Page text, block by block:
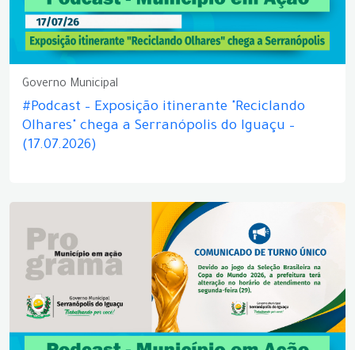
Governo Municipal
#Podcast – Exposição itinerante "Reciclando
Olhares" chega a Serranópolis do Iguaçu –
(17.07.2026)